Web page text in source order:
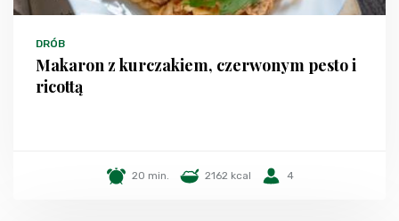
DRÓB
Makaron z kurczakiem, czerwonym pesto i
ricottą
20 min. 2162 kcal 4